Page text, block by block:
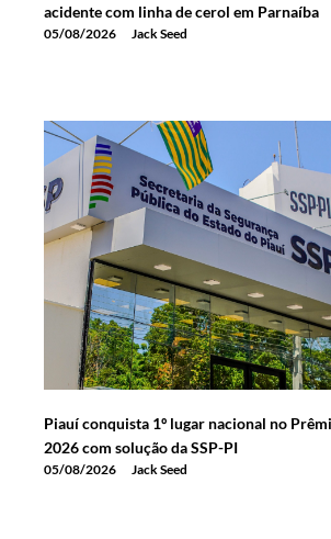
acidente com linha de cerol em Parnaíba
05/08/2026 Jack Seed
Piauí conquista 1º lugar nacional no
2026 com solução da SSP-PI
05/08/2026 Jack Seed